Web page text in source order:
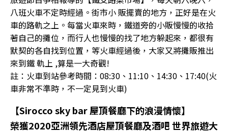
八班火車不定時經過。街市小 販擺賣的地方，正好是在火
車的路軌之上。每當火車來時，鐵道旁的小販慢慢的收拾
著自己的攤位，而行人也慢慢的找了地方躲起來，都很有
默契的各自找到位置，等火車經過後，大家又將攤販推出
來到鐵 軌上 ,算是一大奇觀!
註：火車到站參考時間：08:30、11:10、14:30、17:40(火
車非常不準時，不一定見到火車)
【Sirocco sky bar 屋頂餐廳下的浪漫情懷】
榮獲2020亞洲領先酒店屋頂餐廳及酒吧 世界旅遊大